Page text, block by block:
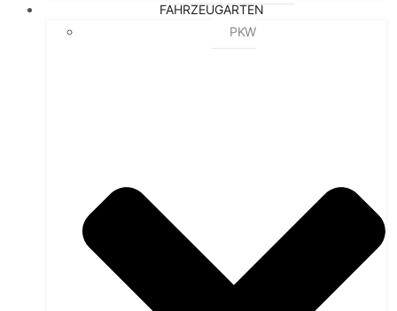
FAHRZEUGARTEN
PKW